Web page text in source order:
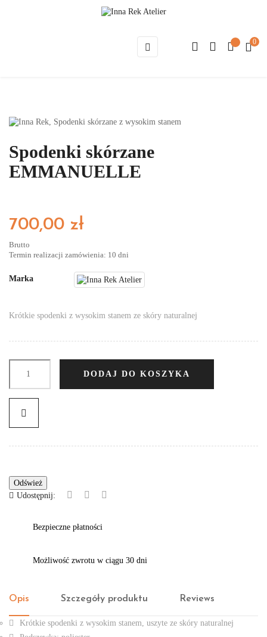
Toggle
navigation
☰ 0
Spodenki skórzane
EMMANUELLE
700,00 zł
Brutto
Termin realizacji zamówienia: 10 dni
Marka
Krótkie spodenki z wysokim stanem ze skóry naturalnej
DODAJ DO KOSZYKA
Udostępnij:
Bezpieczne płatności
Możliwość zwrotu w ciągu 30 dni
Opis Szczegóły produktu Reviews
Krótkie spodenki z wysokim stanem, uszyte ze skóry naturalnej